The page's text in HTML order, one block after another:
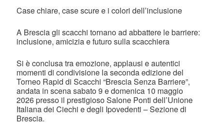
Case chiare, case scure e i colori dell’inclusione
A Brescia gli scacchi tornano ad abbattere le barriere:
inclusione, amicizia e futuro sulla scacchiera
Si è conclusa tra emozione, applausi e autentici
momenti di condivisione la seconda edizione del
Torneo Rapid di Scacchi “Brescia Senza Barriere”,
andata in scena sabato 9 e domenica 10 maggio
2026 presso il prestigioso Salone Ponti dell’Unione
Italiana dei Ciechi e degli Ipovedenti – Sezione di
Brescia.